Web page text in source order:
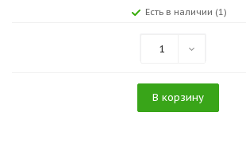
Есть в наличии (1)
1
В корзину